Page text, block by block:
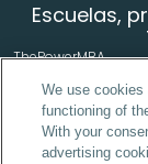
Escuelas,
ThePowerMBA
Master in Growth &
Power Sales +
ThePowerMBA +
ThePowerMBA +
We use
functioning of
With your
advertising